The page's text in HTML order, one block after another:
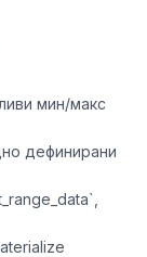
мин/макс
дефинирани